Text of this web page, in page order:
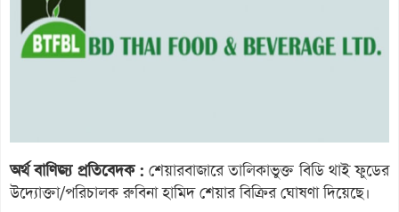
অর্থ বাণিজ্য প্রতিবেদক : শেয়ারবাজারে তালিকাভুক্ত বিডি থাই ফুডের
উদ্যোক্তা/পরিচালক রুবিনা হামিদ শেয়ার বিক্রির ঘোষণা দিয়েছে।